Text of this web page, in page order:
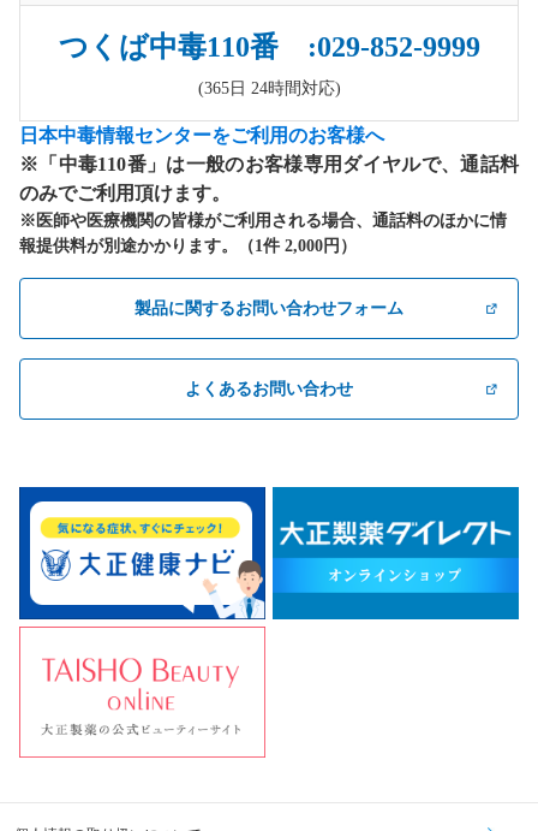
つくば中毒110番 :029-852-9999
(365日 24時間対応)
日本中毒情報センターをご利用のお客様へ
※「中毒110番」は一般のお客様専用ダイヤルで、通話料
のみでご利用頂けます。
※医師や医療機関の皆様がご利用される場合、通話料のほかに情
報提供料が別途かかります。（1件 2,000円）
製品に関するお問い合わせフォーム
よくあるお問い合わせ